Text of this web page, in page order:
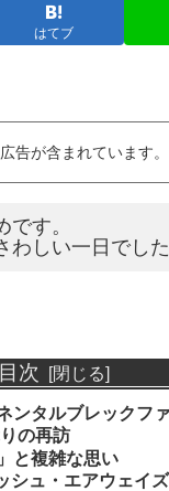
はてブ
告が含まれています。
す。
しい一日でした
目次
ンタルブレックフ
の再訪
と複雑な思い
ュ・エアウェイ